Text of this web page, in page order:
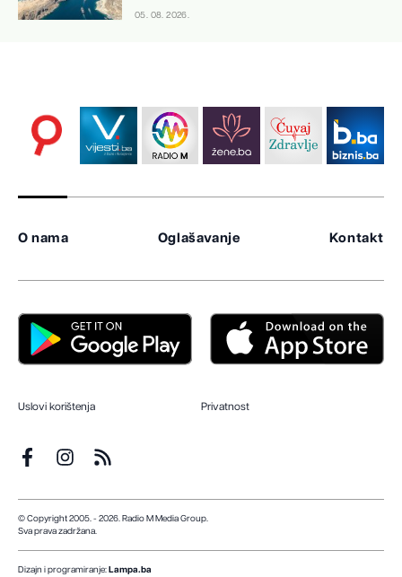
05. 08. 2026.
O nama Oglašavanje Kontakt
Uslovi korištenja Privatnost
© Copyright 2005. - 2026. Radio M Media Group.
Sva prava zadržana.
Dizajn i programiranje: Lampa.ba